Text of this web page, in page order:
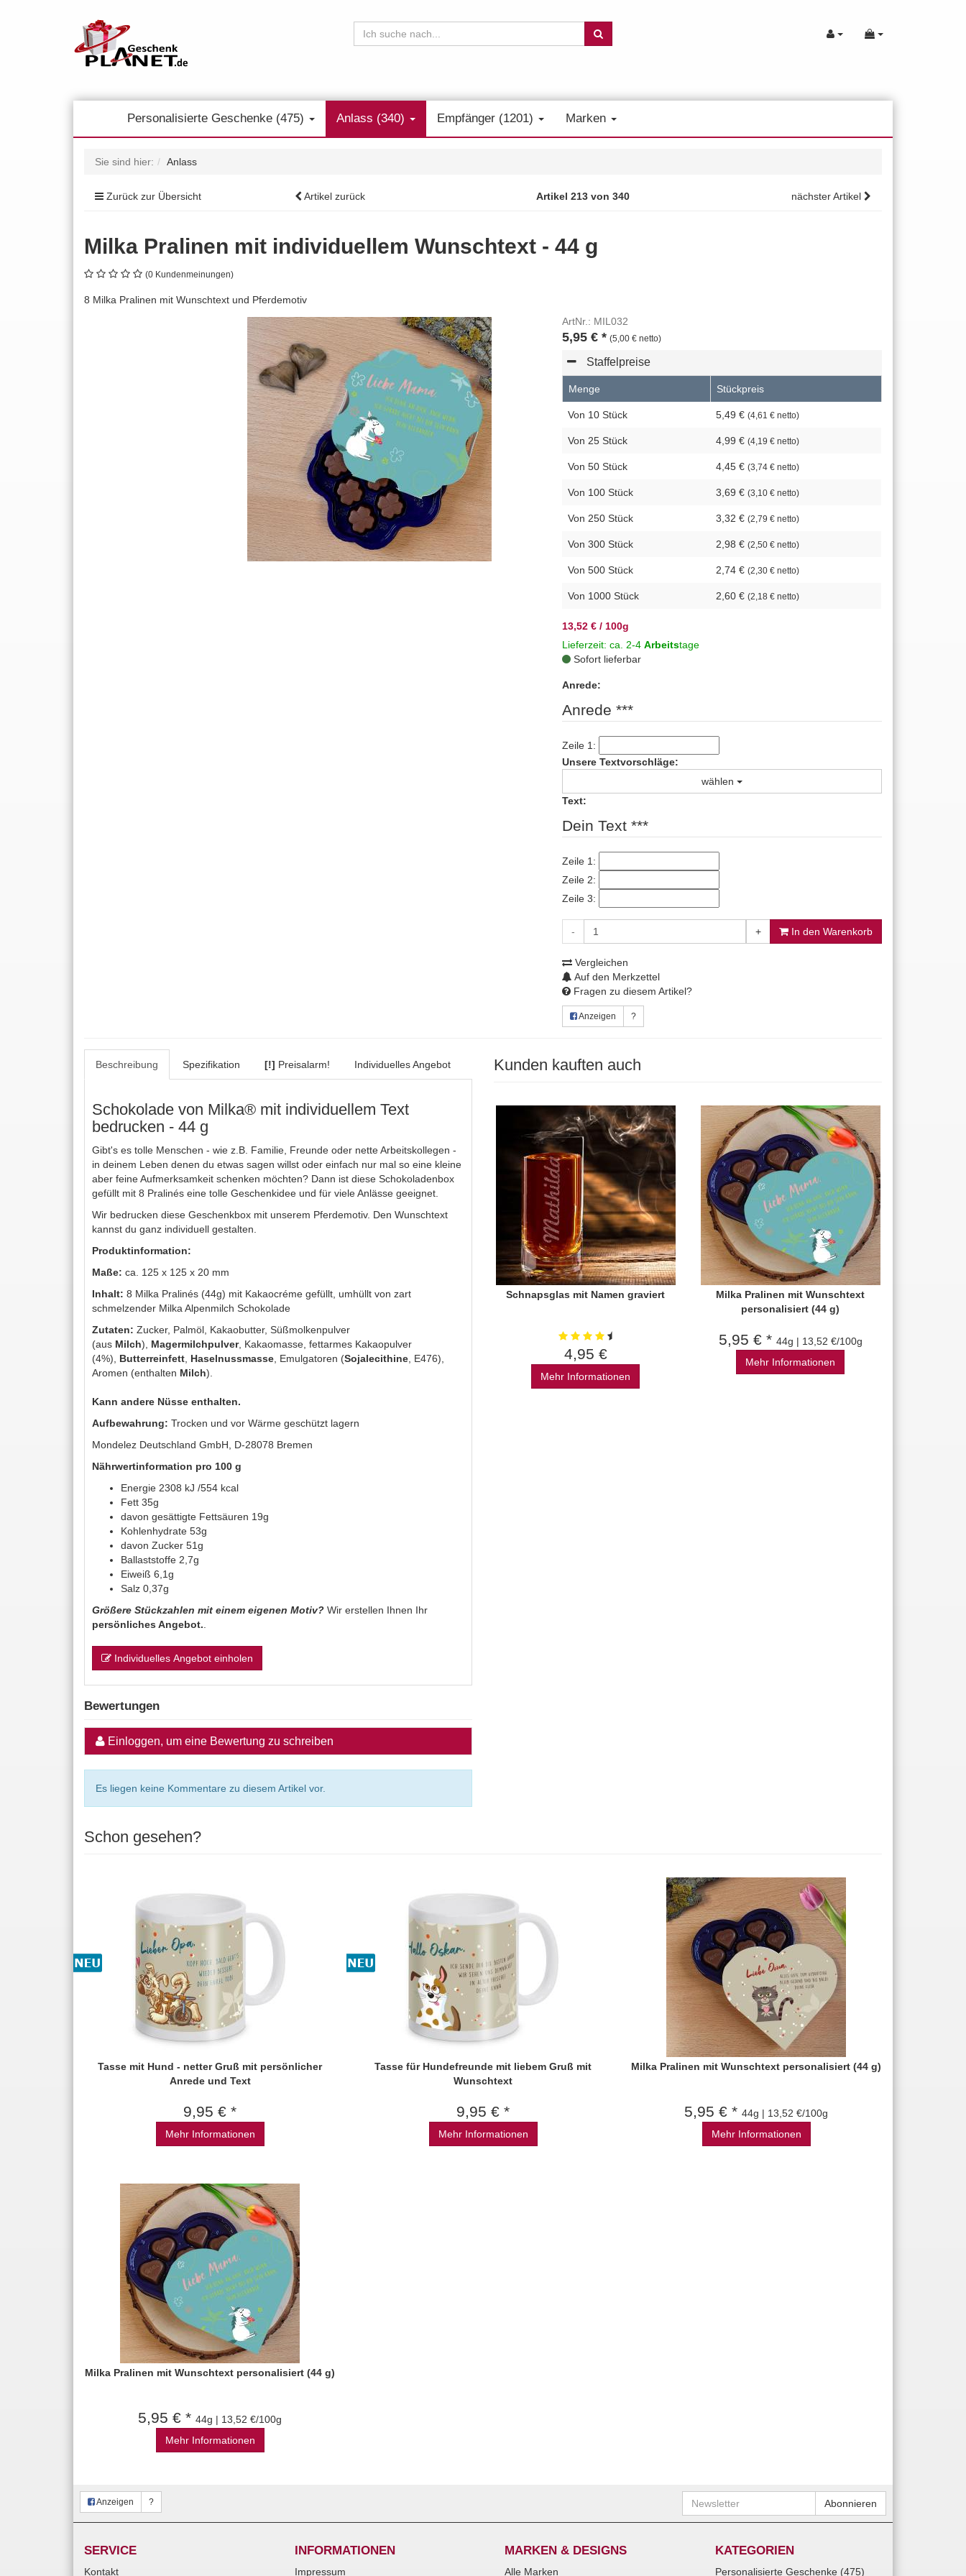
Personalisierte Geschenke (475) Anlass (340) Empfänger (1201) Marken
Sie sind hier: Anlass
Zurück zur Übersicht Artikel zurück Artikel 213 von 340 nächster Artikel
Milka Pralinen mit individuellem Wunschtext - 44 g
(0 Kundenmeinungen)
8 Milka Pralinen mit Wunschtext und Pferdemotiv
ArtNr.: MIL032
5,95 € * (5,00 € netto)
Staffelpreise
Menge Stückpreis
Von 10 Stück 5,49 € (4,61 € netto)
Von 25 Stück 4,99 € (4,19 € netto)
Von 50 Stück 4,45 € (3,74 € netto)
Von 100 Stück 3,69 € (3,10 € netto)
Von 250 Stück 3,32 € (2,79 € netto)
Von 300 Stück 2,98 € (2,50 € netto)
Von 500 Stück 2,74 € (2,30 € netto)
Von 1000 Stück 2,60 € (2,18 € netto)
13,52 € / 100g
Lieferzeit: ca. 2-4 Arbeitstage
Sofort lieferbar
Anrede:
Anrede ***
Zeile 1:
Unsere Textvorschläge:
wählen
Text:
Dein Text ***
Zeile 1:
Zeile 2:
Zeile 3:
- + In den Warenkorb
Vergleichen
Auf den Merkzettel
Fragen zu diesem Artikel?
Anzeigen ?
Beschreibung Spezifikation [!] Preisalarm! Individuelles Angebot
Schokolade von Milka® mit individuellem Text
bedrucken - 44 g
Gibt's es tolle Menschen - wie z.B. Familie, Freunde oder nette Arbeitskollegen -
in deinem Leben denen du etwas sagen willst oder einfach nur mal so eine kleine
aber feine Aufmerksamkeit schenken möchten? Dann ist diese Schokoladenbox
gefüllt mit 8 Pralinés eine tolle Geschenkidee und für viele Anlässe geeignet.
Wir bedrucken diese Geschenkbox mit unserem Pferdemotiv. Den Wunschtext
kannst du ganz individuell gestalten.
Produktinformation:
Maße: ca. 125 x 125 x 20 mm
Inhalt: 8 Milka Pralinés (44g) mit Kakaocréme gefüllt, umhüllt von zart
schmelzender Milka Alpenmilch Schokolade
Zutaten: Zucker, Palmöl, Kakaobutter, Süßmolkenpulver
(aus Milch), Magermilchpulver, Kakaomasse, fettarmes Kakaopulver
(4%), Butterreinfett Haselnussmasse , Emulgatoren (Sojalecithine , E476),
Aromen (enthalten Milch).
Kann andere Nüsse enthalten.
Aufbewahrung: Trocken und vor Wärme geschützt lagern
Mondelez Deutschland GmbH, D-28078 Bremen
Nährwertinformation pro 100 g
Energie 2308 kJ /554 kcal
Fett 35g
davon gesättigte Fettsäuren 19g
Kohlenhydrate 53g
davon Zucker 51g
Ballaststoffe 2,7g
Eiweiß 6,1g
Salz 0,37g
Größere Stückzahlen mit einem eigenen Motiv? Wir erstellen Ihnen Ihr
persönliches Angebot.
Individuelles Angebot einholen
Bewertungen
Einloggen, um eine Bewertung zu schreiben
Es liegen keine Kommentare zu diesem Artikel vor.
Kunden kauften auch
Schnapsglas mit Namen graviert
4,95 €
Mehr Informationen
Milka Pralinen mit Wunschtext
personalisiert (44 g)
5,95 € * 44g | 13,52 €/100g
Mehr Informationen
Schon gesehen?
Tasse mit Hund - netter Gruß mit persönlicher
Anrede und Text
9,95 € *
Mehr Informationen
Tasse für Hundefreunde mit liebem Gruß mit
Wunschtext
9,95 € *
Mehr Informationen
Milka Pralinen mit Wunschtext personalisiert (44 g)
5,95 € * 44g | 13,52 €/100g
Mehr Informationen
Milka Pralinen mit Wunschtext personalisiert (44 g)
5,95 € * 44g | 13,52 €/100g
Mehr Informationen
Anzeigen ? Newsletter Abonnieren
SERVICE
Kontakt
INFORMATIONEN
Impressum
MARKEN & DESIGNS
Alle Marken
KATEGORIEN
Personalisierte Geschenke (475)